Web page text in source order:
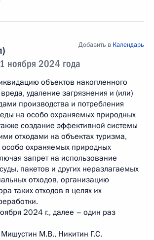
ноября 2024 года
Добавить в Календарь
объектов накопленного
удаление загрязнения и (или)
производства и потребления
на особо охраняемых природных
создание эффективной системы
отходами на объектах туризма,
особо охраняемых природных
запрет на использование
пакетов и других неразлагаемых
отходов, организацию
таких отходов в целях их
2024 г., далее – один раз
М.В., Никитин Г.С.